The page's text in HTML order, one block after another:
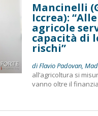
Mancinelli
Iccrea):
agricole
capacità di
rischi”
di Flavio Padovan,
all’agricoltura si
vanno oltre il